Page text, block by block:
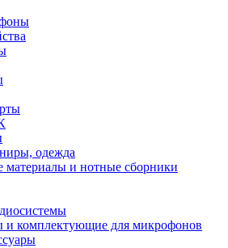
одежда
и нотные сборники
и комплектующие для микрофонов